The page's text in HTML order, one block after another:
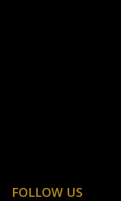
FOLLOW US